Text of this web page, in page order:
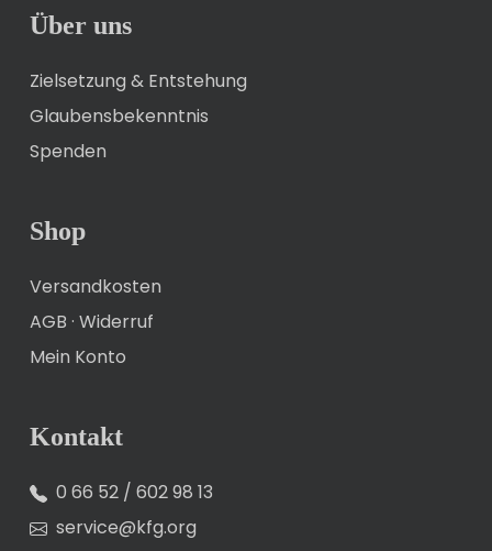
Über uns
Zielsetzung & Entstehung
Glaubensbekenntnis
Spenden
Shop
Versandkosten
AGB · Widerruf
Mein Konto
Kontakt
0 66 52 / 602 98 13
service@kfg.org